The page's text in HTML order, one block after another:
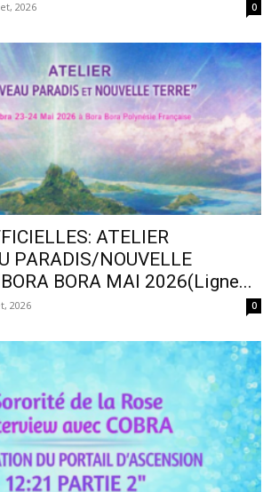
2026 0
ATELIER
PARADIS/NOUVELLE
BORA MAI 2026(Ligne...
2026 0